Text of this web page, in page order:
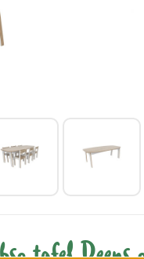
tafel Deens